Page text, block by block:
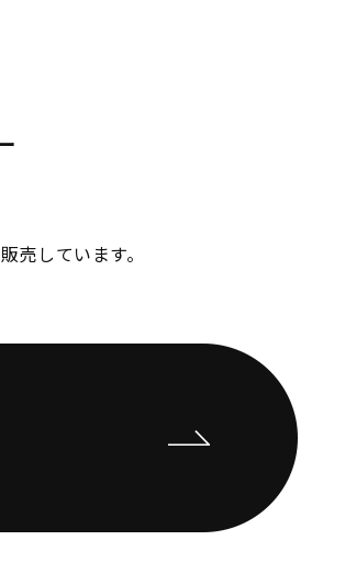
売しています。